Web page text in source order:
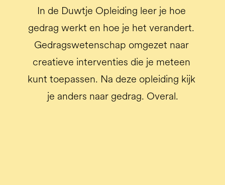
In de Duwtje Opleiding leer je hoe
gedrag werkt en hoe je het verandert.
Gedragswetenschap omgezet naar
creatieve interventies die je meteen
kunt toepassen. Na deze opleiding kijk
je anders naar gedrag. Overal.